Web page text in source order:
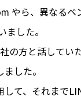
やら、異なる
した。
の方と話して
した。
て、それまで